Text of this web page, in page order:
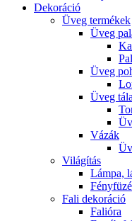
Dekoráció
Üveg termékek
Üveg
Üveg
Üveg
Vázák
Világítás
Lámpa,
Fali dekoráció
Falióra